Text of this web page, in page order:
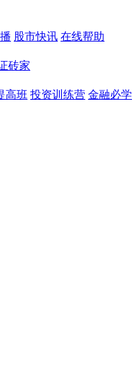
股市快讯 在线帮助
砖家
高班 投资训练营 金融必学